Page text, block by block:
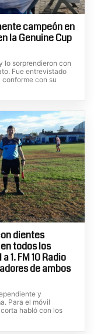
campeón en
la Genuine Cup
lo sorprendieron con
Fue entrevistado
conforme con su
dientes
todos los
1. FM 10 Radio
de ambos
y
Para el móvil
habló con los